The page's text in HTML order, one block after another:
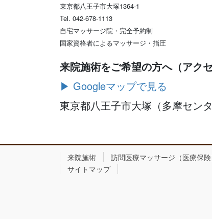
東京都八王子市大塚1364-1
Tel. 042-678-1113
自宅マッサージ院・完全予約制
国家資格者によるマッサージ・指圧
来院施術をご希望の方へ（アク
▶ Googleマップで見る
東京都八王子市大塚（多摩センタ
来院施術 訪問医療マッサージ（医療保険
サイトマップ